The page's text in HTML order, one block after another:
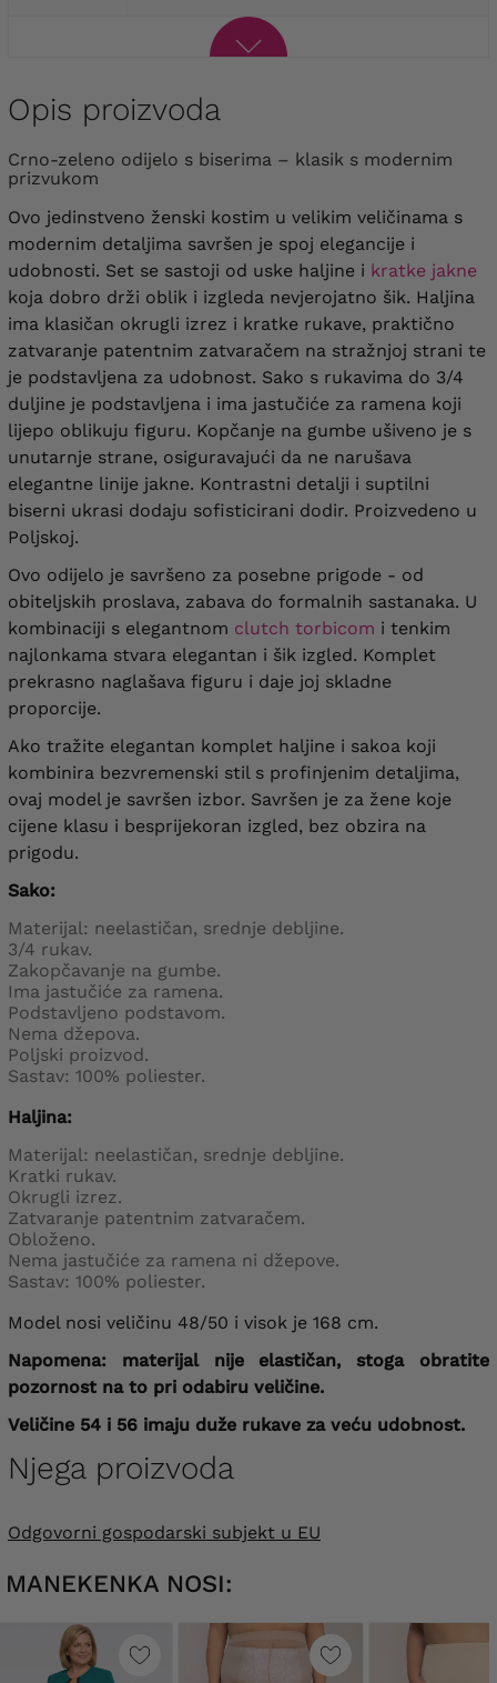
Opis proizvoda
Crno-zeleno odijelo s biserima – klasik s modernim
prizvukom
Ovo jedinstveno ženski kostim u velikim veličinama s
modernim detaljima savršen je spoj elegancije i
udobnosti. Set se sastoji od uske haljine i kratke jakne
koja dobro drži oblik i izgleda nevjerojatno šik. Haljina
ima klasičan okrugli izrez i kratke rukave, praktično
zatvaranje patentnim zatvaračem na stražnjoj strani te
je podstavljena za udobnost. Sako s rukavima do 3/4
duljine je podstavljena i ima jastučiće za ramena koji
lijepo oblikuju figuru. Kopčanje na gumbe ušiveno je s
unutarnje strane, osiguravajući da ne narušava
elegantne linije jakne. Kontrastni detalji i suptilni
biserni ukrasi dodaju sofisticirani dodir. Proizvedeno u
Poljskoj.
Ovo odijelo je savršeno za posebne prigode - od
obiteljskih proslava, zabava do formalnih sastanaka. U
kombinaciji s elegantnom clutch torbicom i tenkim
najlonkama stvara elegantan i šik izgled. Komplet
prekrasno naglašava figuru i daje joj skladne
proporcije.
Ako tražite elegantan komplet haljine i sakoa koji
kombinira bezvremenski stil s profinjenim detaljima,
ovaj model je savršen izbor. Savršen je za žene koje
cijene klasu i besprijekoran izgled, bez obzira na
prigodu.
Sako:
Materijal: neelastičan, srednje debljine.
3/4 rukav.
Zakopčavanje na gumbe.
Ima jastučiće za ramena.
Podstavljeno podstavom.
Nema džepova.
Poljski proizvod.
Sastav: 100% poliester.
Haljina:
Materijal: neelastičan, srednje debljine.
Kratki rukav.
Okrugli izrez.
Zatvaranje patentnim zatvaračem.
Obloženo.
Nema jastučiće za ramena ni džepove.
Sastav: 100% poliester.
Model nosi veličinu 48/50 i visok je 168 cm.
Napomena: materijal nije elastičan, stoga obratite
pozornost na to pri odabiru veličine.
Veličine 54 i 56 imaju duže rukave za veću udobnost.
Njega proizvoda
Odgovorni gospodarski subjekt u EU
MANEKENKA NOSI: